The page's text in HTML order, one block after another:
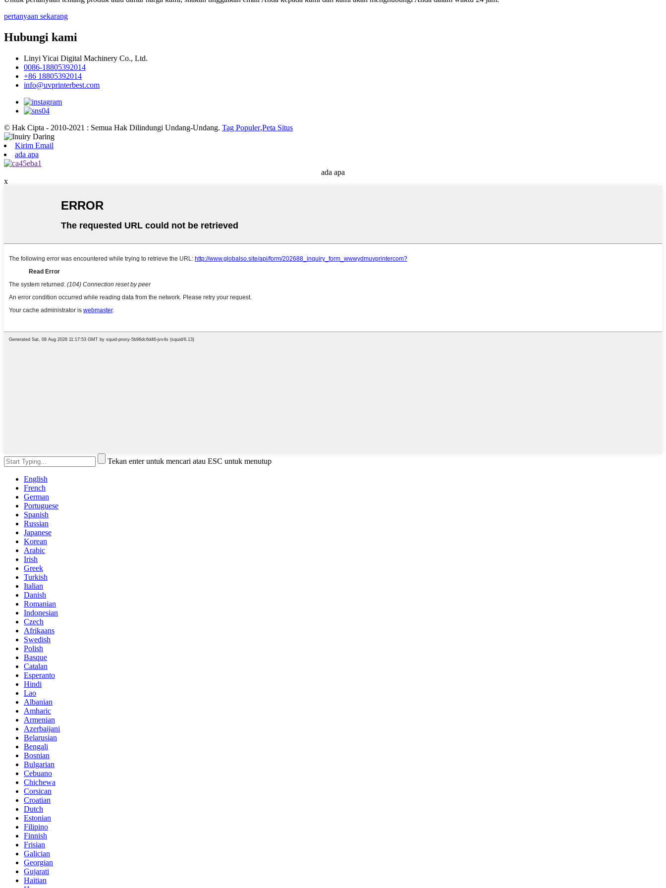
pertanyaan sekarang
Hubungi kami
Linyi Yicai Digital Machinery Co., Ltd.
0086-18805392014
+86 18805392014
info@uvprinterbest.com
© Hak Cipta - 2010-2021 : Semua Hak Dilindungi Undang-Undang. Tag Populer,Peta Situs
Kirim Email
ada apa
ada apa
x
Tekan enter untuk mencari atau ESC untuk menutup
English
French
German
Portuguese
Spanish
Russian
Japanese
Korean
Arabic
Irish
Greek
Turkish
Italian
Danish
Romanian
Indonesian
Czech
Afrikaans
Swedish
Polish
Basque
Catalan
Esperanto
Hindi
Lao
Albanian
Amharic
Armenian
Azerbaijani
Belarusian
Bengali
Bosnian
Bulgarian
Cebuano
Chichewa
Corsican
Croatian
Dutch
Estonian
Filipino
Finnish
Frisian
Galician
Georgian
Gujarati
Haitian